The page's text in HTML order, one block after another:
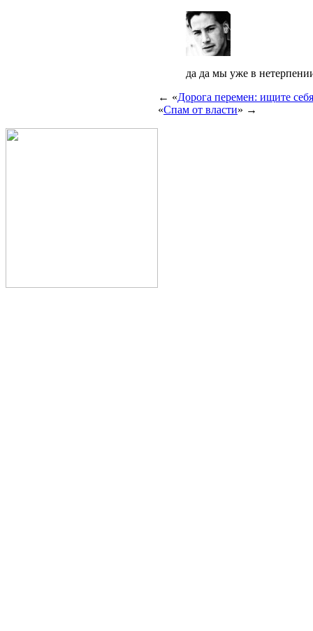
да да мы уже в
← «Дорога перемен: ищите
«Спам от власти» →